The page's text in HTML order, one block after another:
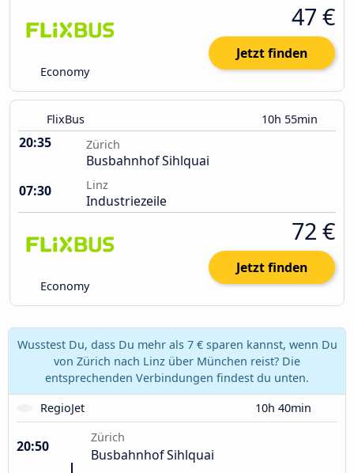
Economy
47 €
Jetzt finden
FlixBus 10h 55min
20:35 Zürich
Busbahnhof Sihlquai
07:30
Linz
Industriezeile
Economy
72 €
Jetzt finden
Wusstest Du, dass Du mehr als 7 € sparen kannst, wenn Du
von Zürich nach Linz über München reist? Die
entsprechenden Verbindungen findest du unten.
RegioJet
10h 40min
20:50
Zürich
Busbahnhof Sihlquai